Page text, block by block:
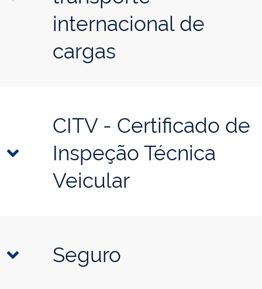
internacional de
cargas
CITV - Certificado de
Inspeção Técnica
Veicular
Seguro